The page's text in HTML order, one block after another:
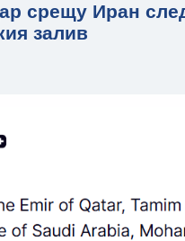
срещу Иран
залив